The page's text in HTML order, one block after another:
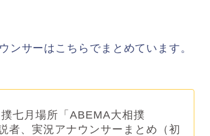
ンサーはこちらでまとめています。
七月場所「ABEMA大相撲
者、実況アナウンサーまとめ（初